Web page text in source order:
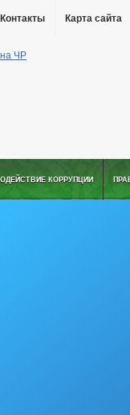
Контакты Карта сайта
КОРРУПЦИИ